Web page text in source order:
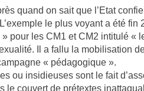
quand on sait que l’Etat
le plus voyant a été fin
pour les CM1 et CM2 intitulé «
Il a fallu la mobilisation
« pédagogique ».
ou insidieuses sont le fait
le couvert de prétextes